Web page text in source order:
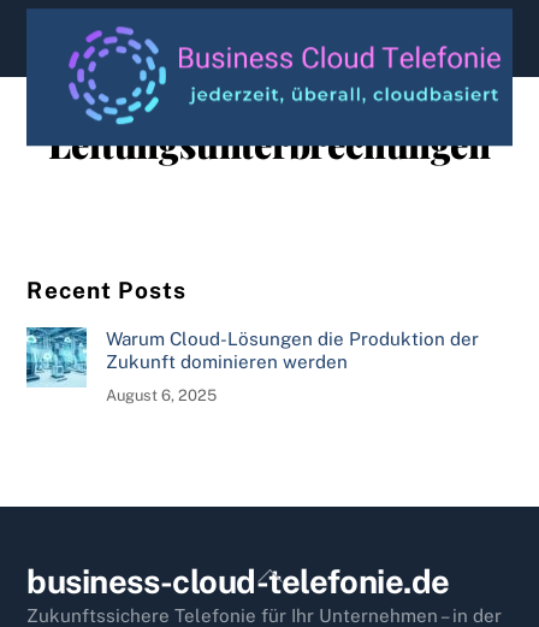
content
Leitungsunterbrechungen
Recent Posts
Warum Cloud-Lösungen die Produktion der
Zukunft dominieren werden
August 6, 2025
Back
To
business-cloud-telefonie.de
Zukunftssichere Telefonie für Ihr Unternehmen – in der